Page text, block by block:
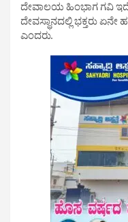
ದೇವಾಲಯ ಹಿಂಭಾಗ ಗವಿ ಇದೆ.
ದೇವಸ್ಥಾನದಲ್ಲಿ ಭಕ್ತರು
ಎಂದರು.